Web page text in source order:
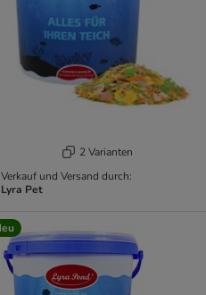
2 Varianten
Verkauf und Versand durch:
Lyra Pet